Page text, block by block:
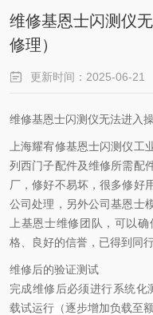
维修基恩士闪测仪
修理）
更新时间：2025-06-21
维修基恩士闪测仪无法进入
上海耀宥修基恩士闪测仪工
列西门子配件及维修所需配
厂，修好不易坏，很多修好
公司处理，另外公司基恩士
上基恩士维修团队，可以
格、良好的信誉，已得到同
维修后的验证测试
完成维修后必须进行系统
载试运行（逐步增加负载至